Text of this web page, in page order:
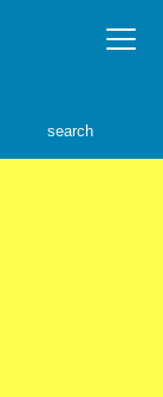
search